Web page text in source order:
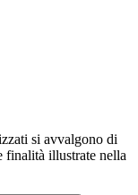
si avvalgono di
finalità illustrate nella